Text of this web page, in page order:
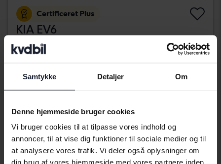
Samtykke Detaljer Om
Denne hjemmeside bruger cookies
Vi bruger cookies til at tilpasse vores indhold og
annoncer, til at vise dig funktioner til sociale medier og til
at analysere vores trafik. Vi deler også oplysninger om
din brug af vores hjemmeside med vores partnere inden
Certificeret Plus
KIA EV6
AWD
2022
30 700 kilometer
Køb direkte 406 900 SEK
Med finansiering
Wednesday